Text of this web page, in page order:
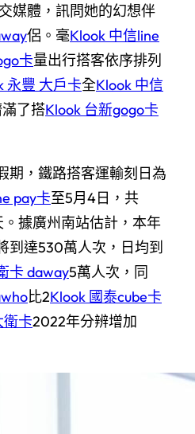
媒體，訊問她的幻想伴
侶。毫Klook 中信line
卡量出行搭客依序排列
永豐 大戶卡全Klook 中信
了搭Klook 台新gogo卡
期，鐵路搭客運輸刻日為
pay卡至5月4日，共
。據廣州南站估計，本年
到達530萬人次，日均到
卡 daway5萬人次，同
比2Klook 國泰cube卡
衛卡2022年分辨增加